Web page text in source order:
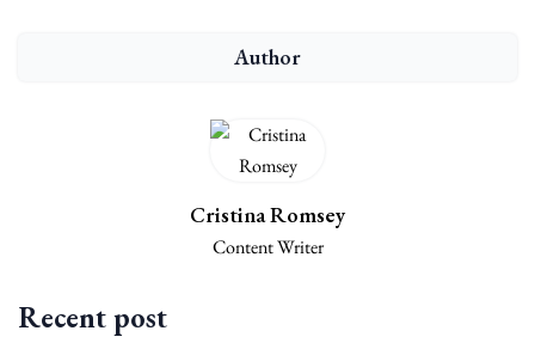
Author
Cristina Romsey
Content Writer
Recent post